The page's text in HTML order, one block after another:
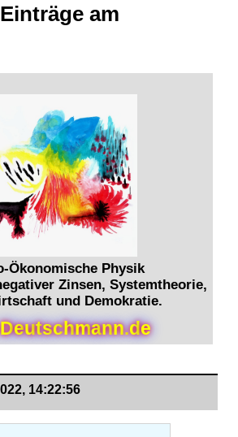
am
Ökonomische Physik
Zinsen, Systemtheorie,
und Demokratie.
Deutschmann.de
14:22:56